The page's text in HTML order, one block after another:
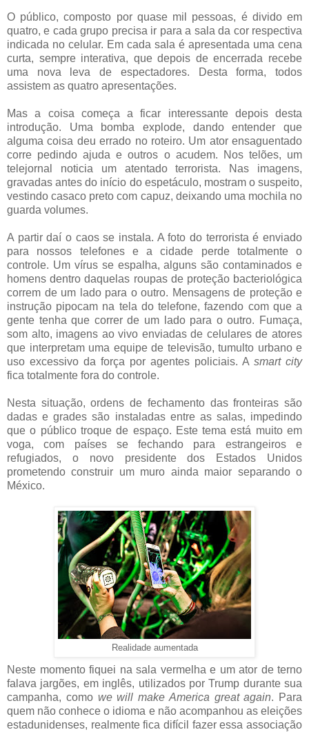
O público, composto por quase mil pessoas, é divido em
quatro, e cada grupo precisa ir para a sala da cor respectiva
indicada no celular. Em cada sala é apresentada uma cena
curta, sempre interativa, que depois de encerrada recebe
uma nova leva de espectadores. Desta forma, todos
assistem as quatro apresentações.
Mas a coisa começa a ficar interessante depois desta
introdução. Uma bomba explode, dando entender que
alguma coisa deu errado no roteiro. Um ator ensaguentado
corre pedindo ajuda e outros o acudem. Nos telões, um
telejornal noticia um atentado terrorista. Nas imagens,
gravadas antes do início do espetáculo, mostram o suspeito,
vestindo casaco preto com capuz, deixando uma mochila no
guarda volumes.
A partir daí o caos se instala. A foto do terrorista é enviado
para nossos telefones e a cidade perde totalmente o
controle. Um vírus se espalha, alguns são contaminados e
homens dentro daquelas roupas de proteção bacteriológica
correm de um lado para o outro. Mensagens de proteção e
instrução pipocam na tela do telefone, fazendo com que a
gente tenha que correr de um lado para o outro. Fumaça,
som alto, imagens ao vivo enviadas de celulares de atores
que interpretam uma equipe de televisão, tumulto urbano e
uso excessivo da força por agentes policiais. A smart city
fica totalmente fora do controle.
Nesta situação, ordens de fechamento das fronteiras são
dadas e grades são instaladas entre as salas, impedindo
que o público troque de espaço. Este tema está muito em
voga, com países se fechando para estrangeiros e
refugiados, o novo presidente dos Estados Unidos
prometendo construir um muro ainda maior separando o
México.
Realidade aumentada
Neste momento fiquei na sala vermelha e um ator de terno
falava jargões, em inglês, utilizados por Trump durante sua
campanha, como we will make America great again. Para
quem não conhece o idioma e não acompanhou as eleições
estadunidenses, realmente fica difícil fazer essa associação